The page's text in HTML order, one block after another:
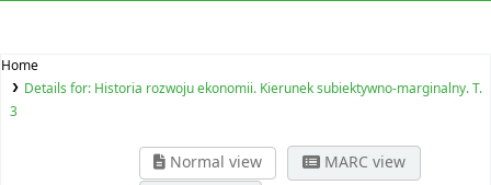
Home
Details for: Historia rozwoju ekonomii. Kierunek subiektywno-marginalny. T.
3
Normal view
MARC view